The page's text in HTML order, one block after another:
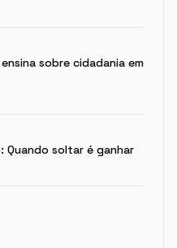
sobre cidadania em
Quando soltar é ganhar